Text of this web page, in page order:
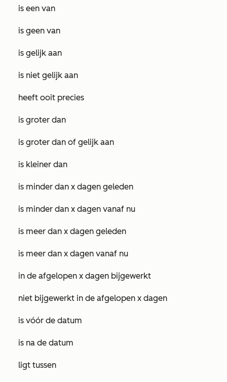
is een van
is geen van
is gelijk aan
is niet gelijk aan
heeft ooit precies
is groter dan
is groter dan of gelijk aan
is kleiner dan
is minder dan x dagen geleden
is minder dan x dagen vanaf nu
is meer dan x dagen geleden
is meer dan x dagen vanaf nu
in de afgelopen x dagen bijgewerkt
niet bijgewerkt in de afgelopen x dagen
is vóór de datum
is na de datum
ligt tussen